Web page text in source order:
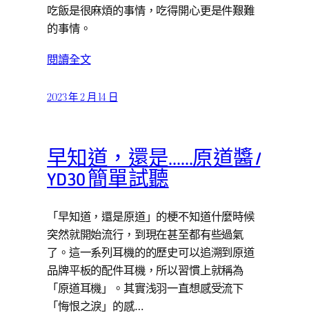
吃飯是很麻煩的事情，吃得開心更是件艱難
的事情。
閱讀全文
2023 年 2 月 14 日
早知道，還是……原道醬 /
YD30 簡單試聽
「早知道，還是原道」的梗不知道什麼時候
突然就開始流行，到現在甚至都有些過氣
了。這一系列耳機的的歷史可以追溯到原道
品牌平板的配件耳機，所以習慣上就稱為
「原道耳機」。其實浅羽一直想感受流下
「悔恨之淚」的感…